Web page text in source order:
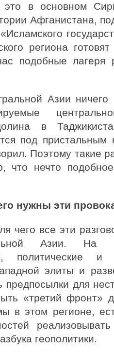
это в основном
Афганистана,
региона
подобные лагеря
Азии ничего
долина в
под
Поэтому такие
что нечто подобное
нужны эти
чего все эти
Азии. На
политические и
элиты и
предпосылки для
«третий фронт»
в этом регионе,
геополитики.